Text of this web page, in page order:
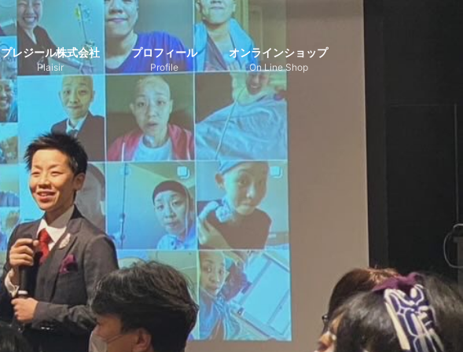
プレジール株式会社
Plaisir
プロフィール
Profile
オンラインショップ
On Line Shop